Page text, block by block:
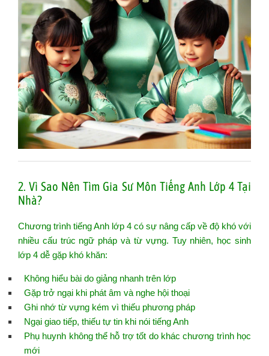
2. Vì Sao Nên Tìm Gia Sư Môn Tiếng Anh Lớp 4 Tại
Nhà?
Chương trình tiếng Anh lớp 4 có sự nâng cấp về độ khó với
nhiều cấu trúc ngữ pháp và từ vựng. Tuy nhiên, học sinh
lớp 4 dễ gặp khó khăn:
Không hiểu bài do giảng nhanh trên lớp
Gặp trở ngại khi phát âm và nghe hội thoại
Ghi nhớ từ vựng kém vì thiếu phương pháp
Ngại giao tiếp, thiếu tự tin khi nói tiếng Anh
Phụ huynh không thể hỗ trợ tốt do khác chương trình học
mới